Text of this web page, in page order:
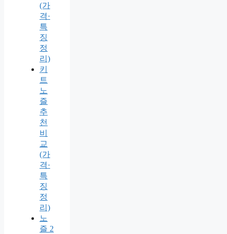
(가
격·
특
징
정
리)
키
트
노
즐
추
천
비
교
(가
격·
특
징
정
리)
노
즐 2